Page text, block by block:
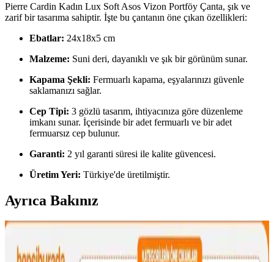
Pierre Cardin Kadın Lux Soft Asos Vizon Portföy Çanta, şık ve
zarif bir tasarıma sahiptir. İşte bu çantanın öne çıkan özellikleri:
Ebatlar: 24x18x5 cm
Malzeme: Suni deri, dayanıklı ve şık bir görünüm sunar.
Kapama Şekli: Fermuarlı kapama, eşyalarınızı güvenle
saklamanızı sağlar.
Cep Tipi: 3 gözlü tasarım, ihtiyacınıza göre düzenleme
imkanı sunar. İçerisinde bir adet fermuarlı ve bir adet
fermuarsız cep bulunur.
Garanti: 2 yıl garanti süresi ile kalite güvencesi.
Üretim Yeri: Türkiye'de üretilmiştir.
Ayrıca Bakınız
Çanta Koleksiyonları: Çeşitlilik, Kullanım Tercihleri
ve İkinci El Alışverişte Orijinallik